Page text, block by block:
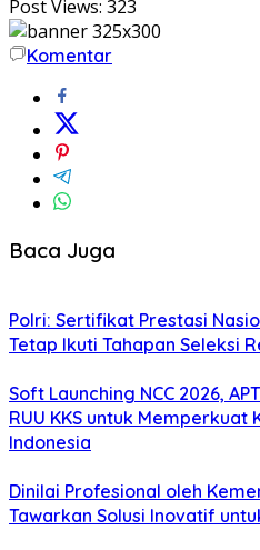
Post Views: 323
Komentar
Baca Juga
Polri: Sertifikat Prestasi
Tetap Ikuti Tahapan Seleksi
Soft Launching NCC 2026,
RUU KKS untuk Memperkuat
Indonesia
Dinilai Profesional oleh
Tawarkan Solusi Inovatif